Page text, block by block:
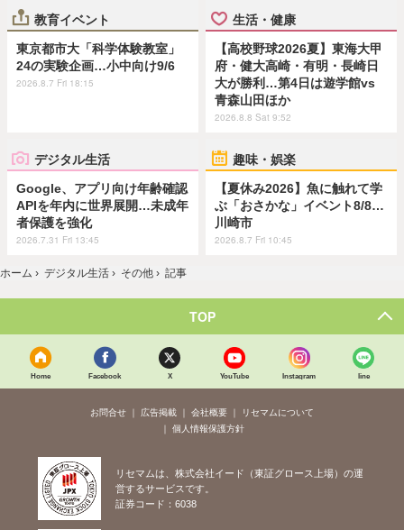
教育イベント
東京都市大「科学体験教室」
24の実験企画…小中向け9/6
2026.8.7 Fri 18:15
生活・健康
【高校野球2026夏】東海大甲
府・健大高崎・有明・長崎日
大が勝利…第4日は遊学館vs
青森山田ほか
2026.8.8 Sat 9:52
デジタル生活
Google、アプリ向け年齢確認
APIを年内に世界展開…未成年
者保護を強化
2026.7.31 Fri 13:45
趣味・娯楽
【夏休み2026】魚に触れて学
ぶ「おさかな」イベント8/8…
川崎市
2026.8.7 Fri 10:45
ホーム › デジタル生活 › その他 › 記事
TOP
Home Facebook X YouTube Instagram line
お問合せ 広告掲載 会社概要
リセマムについて
個人情報保護方針
リセマムは、株式会社イード（東証グロース上場）の運
営するサービスです。
証券コード：6038